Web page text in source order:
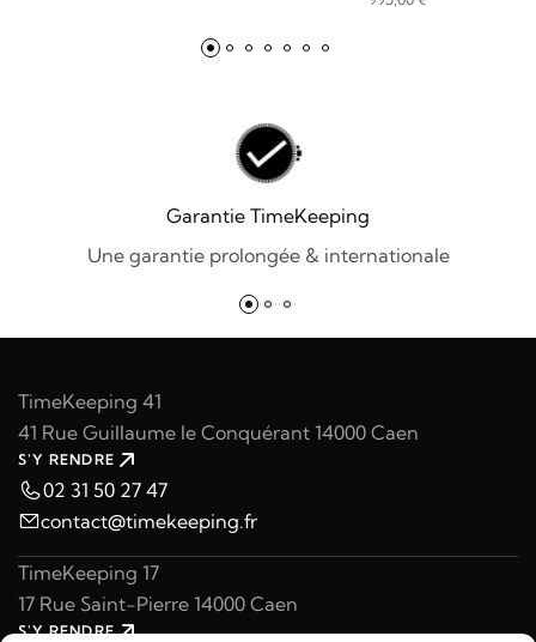
Garantie TimeKeeping
Une garantie prolongée & internationale
TimeKeeping 41
41 Rue Guillaume le Conquérant 14000 Caen
S'Y RENDRE
02 31 50 27 47
contact@timekeeping.fr
TimeKeeping 17
17 Rue Saint-Pierre 14000 Caen
S'Y RENDRE